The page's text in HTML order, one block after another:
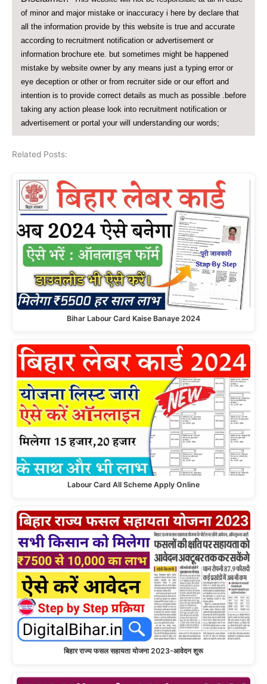
of minor and major mistake or inaccuracy i here by declare that
all the information provide by this website is true and accurate
according to recruitment notification or advertisement or
information brochure ete. but sometimes might be happened
mistake by website owner by any means just a typing error or
eye deception or other or from recruiter side or our effort and
intention is to provide correct details as much as possible .before
taking any action please look into recruitment notification or
advertisement or portal your will understanding our words;
Related Posts:
Bihar Labour Card Kaise Banaye 2024
Labour Card All Scheme Apply Online
बिहार राज्य फसल सहायता योजना 2023-आवेदन शुरू